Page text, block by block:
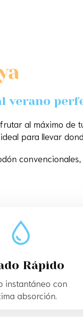
verano
al máximo de
para llevar
Rápido
instantáneo con
absorción.